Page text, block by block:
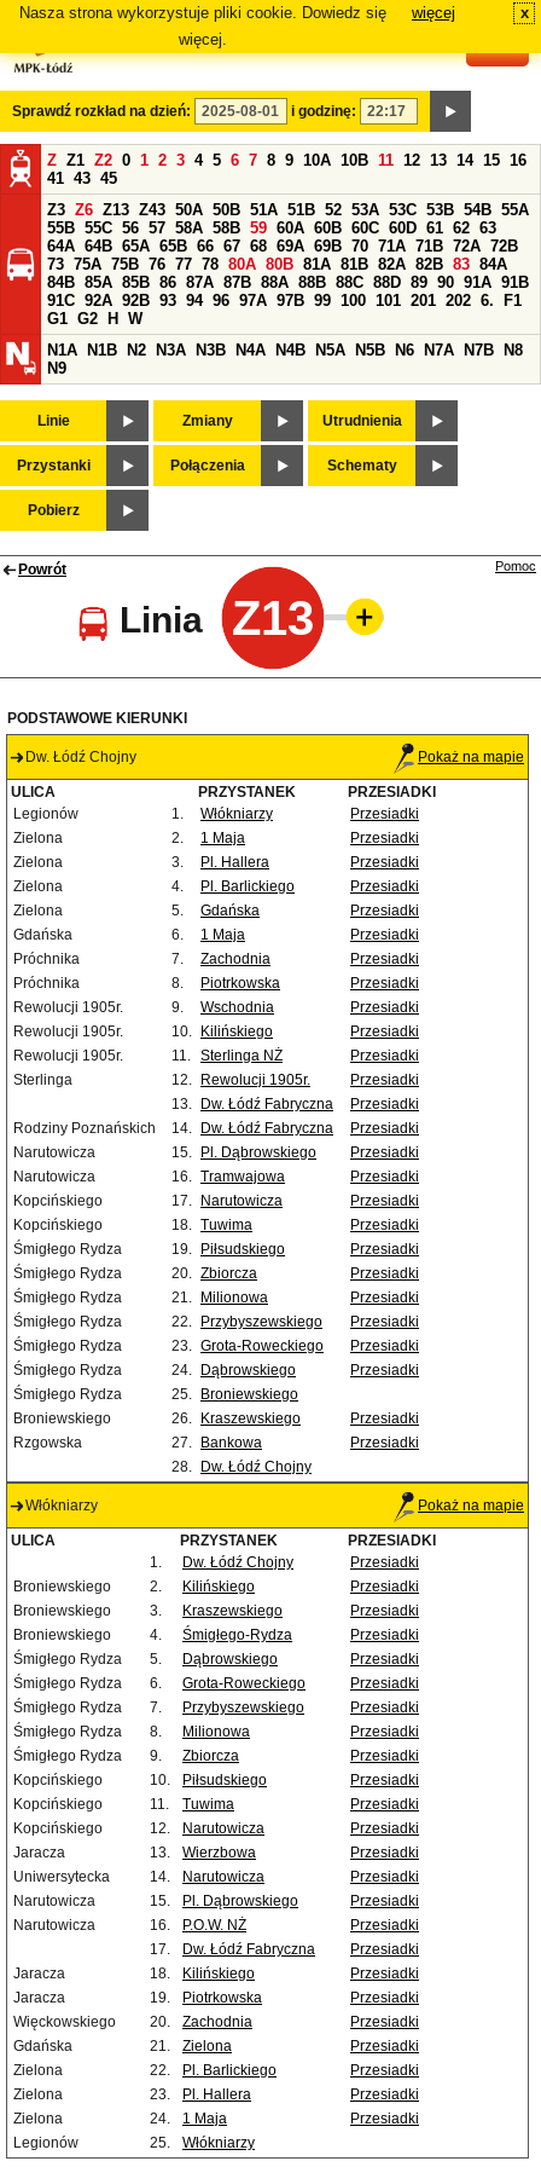
Nasza strona wykorzystuje pliki cookie. Dowiedz się
więcej.
więcej x
Sprawdź rozkład na dzień: i godzinę:
Z Z1 Z2 0 1 2 3 4 5 6 7 8 9 10A 10B 11 12 13 14 15 16
41 43 45
Z3 Z6 Z13 Z43 50A 50B 51A 51B 52 53A 53C 53B 54B 55A
55B 55C 56 57 58A 58B 59 60A 60B 60C 60D 61 62 63
64A 64B 65A 65B 66 67 68 69A 69B 70 71A 71B 72A 72B
73 75A 75B 76 77 78 80A 80B 81A 81B 82A 82B 83 84A
84B 85A 85B 86 87A 87B 88A 88B 88C 88D 89 90 91A 91B
91C 92A 92B 93 94 96 97A 97B 99 100 101 201 202 6.
F1
G1 G2 H
W
N1A
N1B N2 N3A N3B N4A N4B N5A N5B N6 N7A N7B
N8
N9
Linie Zmiany Utrudnienia
Przystanki Połączenia Schematy
Pobierz
Powrót
Linia Z13
Pomoc
PODSTAWOWE KIERUNKI
Dw. Łódź Chojny Pokaż na mapie
ULICA PRZYSTANEK
PRZESIADKI
Legionów
1. Włókniarzy
Przesiadki
Zielona
2. 1 Maja
Przesiadki
Zielona
3. Pl. Hallera
Przesiadki
Zielona
4. Pl. Barlickiego
Przesiadki
Zielona
5. Gdańska
Przesiadki
Gdańska
6. 1 Maja
Przesiadki
Próchnika
7. Zachodnia
Przesiadki
Próchnika
8. Piotrkowska
Przesiadki
Rewolucji 1905r.
9. Wschodnia
Przesiadki
Rewolucji 1905r.
10. Kilińskiego
Przesiadki
Rewolucji 1905r.
11. Sterlinga NŻ
Przesiadki
Sterlinga
12. Rewolucji 1905r.
Przesiadki
13.
Dw. Łódź Fabryczna
Przesiadki
Rodziny Poznańskich
14. Dw. Łódź Fabryczna
Przesiadki
Narutowicza
15. Pl. Dąbrowskiego
Przesiadki
Narutowicza
16. Tramwajowa
Przesiadki
Kopcińskiego
17. Narutowicza
Przesiadki
Kopcińskiego
18. Tuwima
Przesiadki
Śmigłego Rydza
19. Piłsudskiego
Przesiadki
Śmigłego Rydza
20. Zbiorcza
Przesiadki
Śmigłego Rydza
21. Milionowa
Przesiadki
Śmigłego Rydza
22. Przybyszewskiego
Przesiadki
Śmigłego Rydza
23. Grota-Roweckiego
Przesiadki
Śmigłego Rydza
24. Dąbrowskiego
Przesiadki
Śmigłego Rydza
25.
Broniewskiego
Broniewskiego
26. Kraszewskiego
Przesiadki
Rzgowska
27. Bankowa
Przesiadki
28.
Dw. Łódź Chojny
Włókniarzy Pokaż na mapie
ULICA PRZYSTANEK
PRZESIADKI
1.
Dw. Łódź Chojny
Przesiadki
Broniewskiego
2. Kilińskiego
Przesiadki
Broniewskiego
3. Kraszewskiego
Przesiadki
Broniewskiego
4. Śmigłego-Rydza
Przesiadki
Śmigłego Rydza
5. Dąbrowskiego
Przesiadki
Śmigłego Rydza
6. Grota-Roweckiego
Przesiadki
Śmigłego Rydza
7. Przybyszewskiego
Przesiadki
Śmigłego Rydza
8. Milionowa
Przesiadki
Śmigłego Rydza
9. Zbiorcza
Przesiadki
Kopcińskiego
10. Piłsudskiego
Przesiadki
Kopcińskiego
11. Tuwima
Przesiadki
Kopcińskiego
12. Narutowicza
Przesiadki
Jaracza
13. Wierzbowa
Przesiadki
Uniwersytecka
14. Narutowicza
Przesiadki
Narutowicza
15. Pl. Dąbrowskiego
Przesiadki
Narutowicza
16. P.O.W. NŻ
Przesiadki
17.
Dw. Łódź Fabryczna
Przesiadki
Jaracza
18. Kilińskiego
Przesiadki
Jaracza
19. Piotrkowska
Przesiadki
Więckowskiego
20. Zachodnia
Przesiadki
Gdańska
21. Zielona
Przesiadki
Zielona
22. Pl. Barlickiego
Przesiadki
Zielona
23. Pl. Hallera
Przesiadki
Zielona
24. 1 Maja
Przesiadki
Legionów
25. Włókniarzy